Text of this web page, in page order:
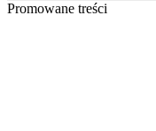
Promowane treści